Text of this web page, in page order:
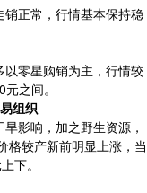
正常，行情基本保持稳
零星购销为主，行情较
之间。
组织
影响，加之野生资源，
格较产新前明显上涨，当
下。